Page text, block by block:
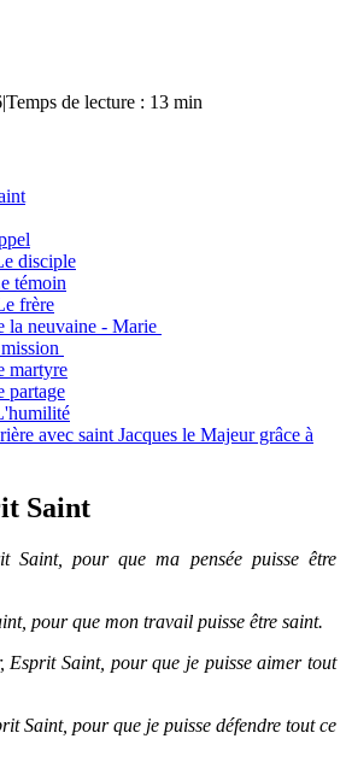
|Temps de lecture : 13 min
disciple
témoin
frère
la neuvaine - Marie
martyre
partage
avec saint Jacques le Majeur grâce à
Saint
Saint, pour que ma pensée puisse être
pour que mon travail puisse être saint.
Saint, pour que je puisse aimer tout
Saint, pour que je puisse défendre tout ce